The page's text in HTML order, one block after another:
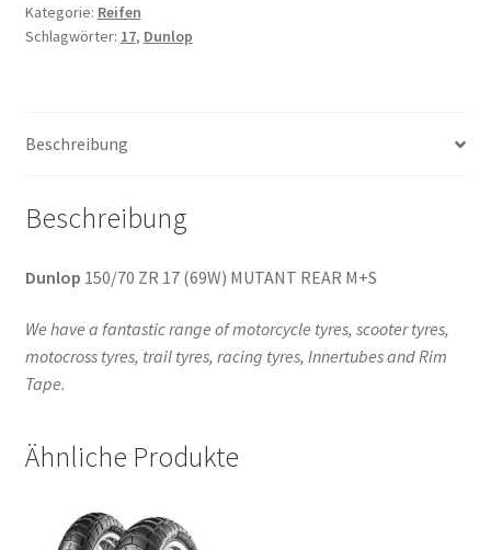
17
(69W)
Kategorie: Reifen
Schlagwörter: 17, Dunlop
Beschreibung
Beschreibung
Dunlop 150/70 ZR 17 (69W) MUTANT REAR M+S
We have a fantastic range of motorcycle tyres, scooter tyres,
motocross tyres, trail tyres, racing tyres, Innertubes and Rim
Tape.
Ähnliche Produkte